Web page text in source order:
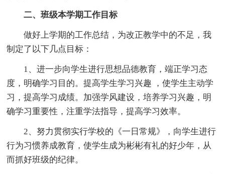
二、班级本学期工作目标
做好上学期的工作总结，为改正教学中的不足，我
制定了以下几点目标：
1、进一步向学生进行思想品德教育，端正学习态
度，明确学习目的。提高学生学习兴趣 ，使学生主动学
习，提高学习成绩。加强学风建设，培养学习兴趣，明
确学习重要性，注重学法指导，提高学习效率。
2、努力贯彻实行学校的《一日常规》，向学生进行
行为习惯养成教育，使学生成为彬彬有礼的好少年，从
而抓好班级的纪律。